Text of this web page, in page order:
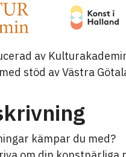
av
stöd av Västra
kämpar du med?